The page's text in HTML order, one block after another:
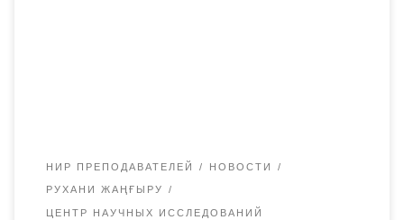
НИР ПРЕПОДАВАТЕЛЕЙ НОВОСТИ
РУХАНИ ЖАҢҒЫРУ
ЦЕНТР НАУЧНЫХ ИССЛЕДОВАНИЙ